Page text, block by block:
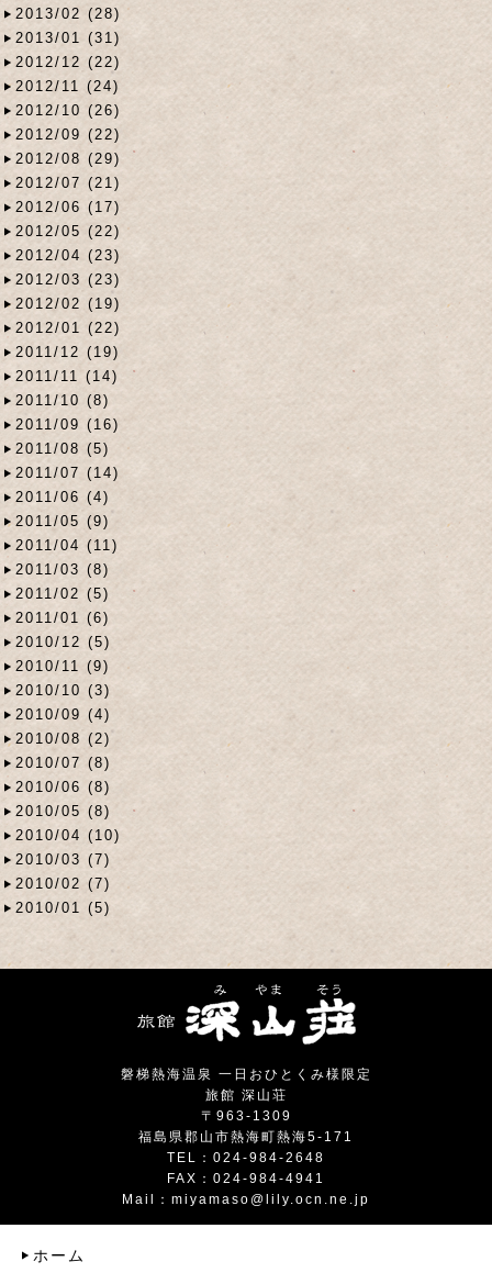
2013/02 (28)
2013/01 (31)
2012/12 (22)
2012/11 (24)
2012/10 (26)
2012/09 (22)
2012/08 (29)
2012/07 (21)
2012/06 (17)
2012/05 (22)
2012/04 (23)
2012/03 (23)
2012/02 (19)
2012/01 (22)
2011/12 (19)
2011/11 (14)
2011/10 (8)
2011/09 (16)
2011/08 (5)
2011/07 (14)
2011/06 (4)
2011/05 (9)
2011/04 (11)
2011/03 (8)
2011/02 (5)
2011/01 (6)
2010/12 (5)
2010/11 (9)
2010/10 (3)
2010/09 (4)
2010/08 (2)
2010/07 (8)
2010/06 (8)
2010/05 (8)
2010/04 (10)
2010/03 (7)
2010/02 (7)
2010/01 (5)
磐梯熱海温泉 一日おひとくみ様限定
旅館 深山荘
〒963-1309
福島県郡山市熱海町熱海5-171
TEL：024-984-2648
FAX：024-984-4941
Mail： miyamaso@lily.ocn.ne.jp
ホーム